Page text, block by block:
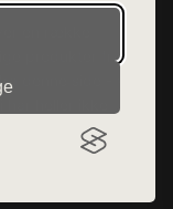
en række
produkter fra
denne side - vi